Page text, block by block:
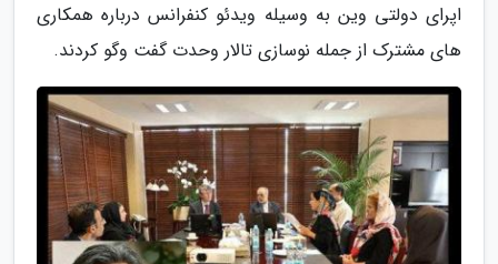
اپرای دولتی وین به وسیله ویدئو کنفرانس درباره همکاری
های مشترک از جمله نوسازی تالار وحدت گفت وگو کردند.